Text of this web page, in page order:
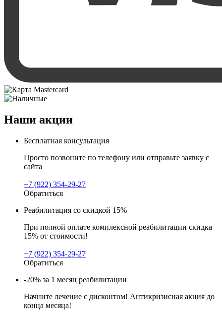
Наши акции
Бесплатная консультация
Просто позвоните по телефону или отправьте заявку с
сайта
+7 (922) 354-29-27
Обратиться
Реабилитация со скидкой 15%
При полной оплате комплексной реабилитации скидка
15% от стоимости!
+7 (922) 354-29-27
Обратиться
-20% за 1 месяц реабилитации
Начните лечение с дисконтом! Антикризисная акция до
конца месяца!